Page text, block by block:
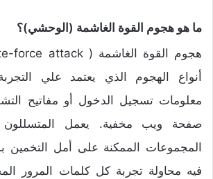
ما هو هجوم القوة الغاشمة (الوحشي)؟
أنواع الهجوم الذي يعتمد علي
معلومات تسجيل الدخول أو مفاتيح
صفحة ويب مخفية. يعمل
المجموعات الممكنة على أمل
فيه محاولة تجربة كل كلمات المرور